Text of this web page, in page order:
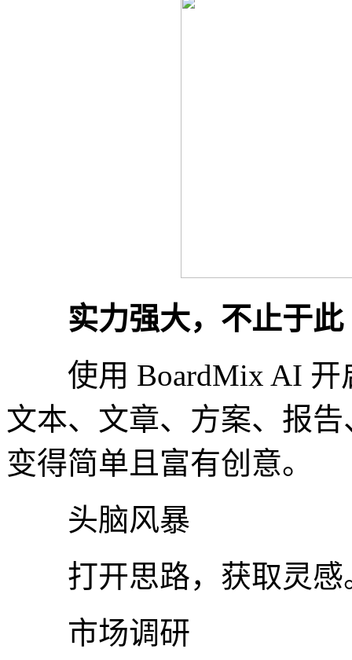
实力强大，不止于此
使用 BoardMix AI 开
文本、文章、方案、报
变得简单且富有创意。
头脑风暴
打开思路，获取灵感
市场调研